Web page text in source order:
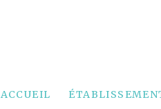
ACCUEIL